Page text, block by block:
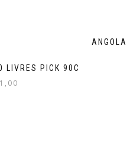
LIVRES PICK 90C
1,00